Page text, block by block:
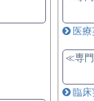
医
≪専
臨床